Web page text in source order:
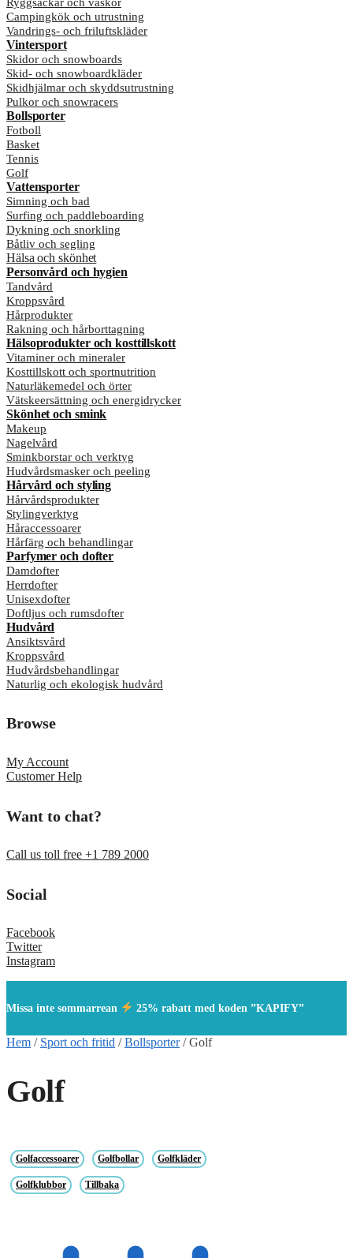
Campingkök och utrustning
Vandrings- och friluftskläder
Vintersport
Skidor och snowboards
Skid- och snowboardkläder
Skidhjälmar och skyddsutrustning
Pulkor och snowracers
Bollsporter
Fotboll
Basket
Tennis
Golf
Vattensporter
Simning och bad
Surfing och paddleboarding
Dykning och snorkling
Båtliv och segling
Hälsa och skönhet
Personvård och hygien
Tandvård
Kroppsvård
Hårprodukter
Rakning och hårborttagning
Hälsoprodukter och kosttillskott
Vitaminer och mineraler
Kosttillskott och sportnutrition
Naturläkemedel och örter
Vätskeersättning och energidrycker
Skönhet och smink
Makeup
Nagelvård
Sminkborstar och verktyg
Hudvårdsmasker och peeling
Hårvård och styling
Hårvårdsprodukter
Stylingverktyg
Håraccessoarer
Hårfärg och behandlingar
Parfymer och dofter
Damdofter
Herrdofter
Unisexdofter
Doftljus och rumsdofter
Hudvård
Ansiktsvård
Kroppsvård
Hudvårdsbehandlingar
Naturlig och ekologisk hudvård
Browse
My Account
Customer Help
Want to chat?
Call us toll free +1 789 2000
Social
Facebook
Twitter
Instagram
Missa inte sommarrean 25% rabatt med koden ”KAPIFY”
Hem / Sport och fritid /Bollsporter/Golf
Golf
Golfaccessoarer Golfbollar Golfkläder
Golfklubbor Tillbaka